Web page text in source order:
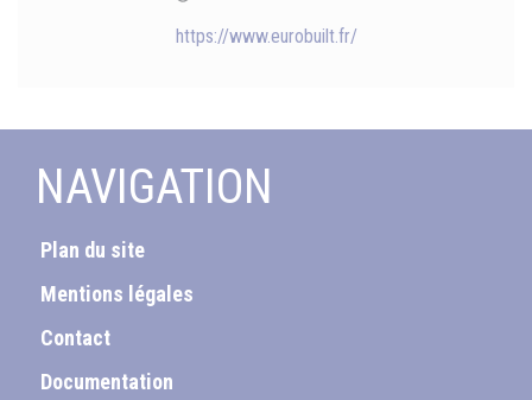
https://www.eurobuilt.fr/
NAVIGATION
Plan du site
Mentions légales
Contact
Documentation